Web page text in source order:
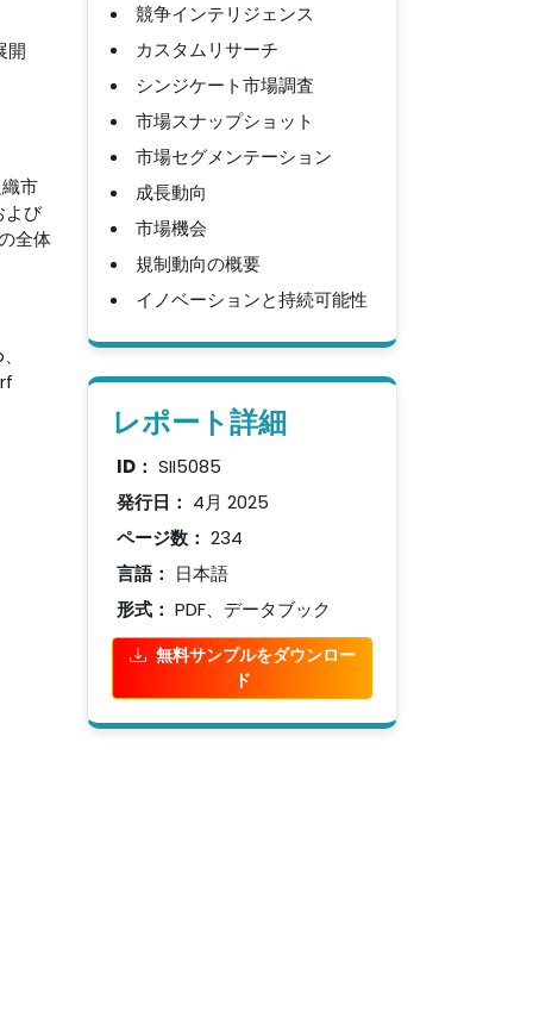
開
市
よび
全体
競争インテリジェンス
カスタムリサーチ
シンジケート市場調査
市場スナップショット
市場セグメンテーション
成長動向
市場機会
規制動向の概要
イノベーションと持続可能性
レポート詳細
ID： SII5085
発行日： 4月 2025
ページ数： 234
言語： 日本語
形式： PDF、データブック
無料サンプルをダウンロー
ド